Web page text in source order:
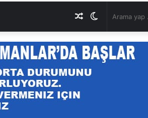
görünümü
Rastgele
Makale